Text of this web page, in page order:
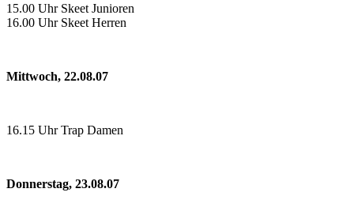
15.00 Uhr Skeet Junioren
16.00 Uhr Skeet Herren
Mittwoch, 22.08.07
16.15 Uhr Trap Damen
Donnerstag, 23.08.07